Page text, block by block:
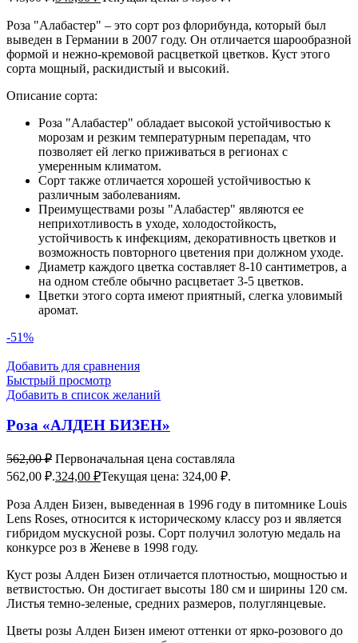
Роза "Алабастер" – это сорт роз флорибунда, который был
выведен в Германии в 2007 году. Он отличается шарообразной
формой и нежно-кремовой расцветкой цветков. Куст этого
сорта мощный, раскидистый и высокий.
Описание сорта:
Роза "Алабастер" обладает высокой устойчивостью к
морозам и резким температурным перепадам, что
позволяет ей легко приживаться в регионах с
умеренным климатом.
Сорт также отличается хорошей устойчивостью к
различным заболеваниям.
Преимуществами розы "Алабастер" являются ее
неприхотливость в уходе, холодостойкость,
устойчивость к инфекциям, декоративность цветков и
возможность повторного цветения при должном уходе.
Диаметр каждого цветка составляет 8-10 сантиметров, а
на одном стебле обычно расцветает 3-5 цветков.
Цветки этого сорта имеют приятный, слегка уловимый
аромат.
-51%
Добавить для сравнения
Быстрый просмотр
Добавить в список желаний
Роза «АЛДЕН БИЗЕН»
562,00₽ Первоначальная цена составляла
562,00 ₽.324,00 ₽Текущая цена: 324,00 ₽.
Роза Алден Бизен, выведенная в 1996 году в питомнике Louis
Lens Roses, относится к историческому классу роз и является
гибридом мускусной розы. Сорт получил золотую медаль на
конкурсе роз в Женеве в 1998 году.
Куст розы Алден Бизен отличается плотностью, мощностью и
ветвистостью. Он достигает высоты 180 см и ширины 120 см.
Листья темно-зеленые, средних размеров, полуглянцевые.
Цветы розы Алден Бизен имеют оттенки от ярко-розового до